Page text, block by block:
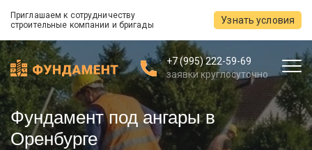
Приглашаем к сотрудничеству
строительные компании и бригады
Узнать условия
+7 (995) 222-59-69
заявки круглосуточно
Фундамент под ангары в
Оренбурге